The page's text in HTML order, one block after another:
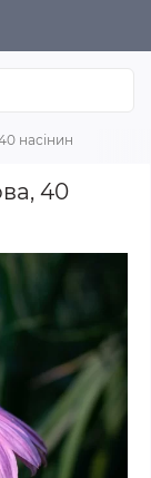
насінин
40